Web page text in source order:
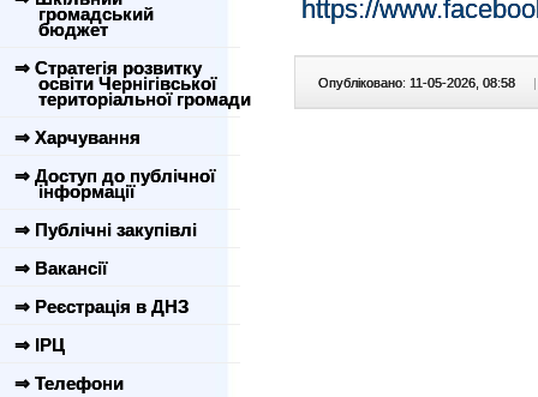
громадський
бюджет
⇒ Стратегія розвитку
освіти Чернігівської
територіальної громади
⇒ Харчування
⇒ Доступ до публічної
інформації
⇒ Публічні закупівлі
⇒ Вакансії
⇒ Реєстрація в ДНЗ
⇒ ІРЦ
⇒ Телефони
https://
Опубліковано: 11-05-2026, 08:58 |